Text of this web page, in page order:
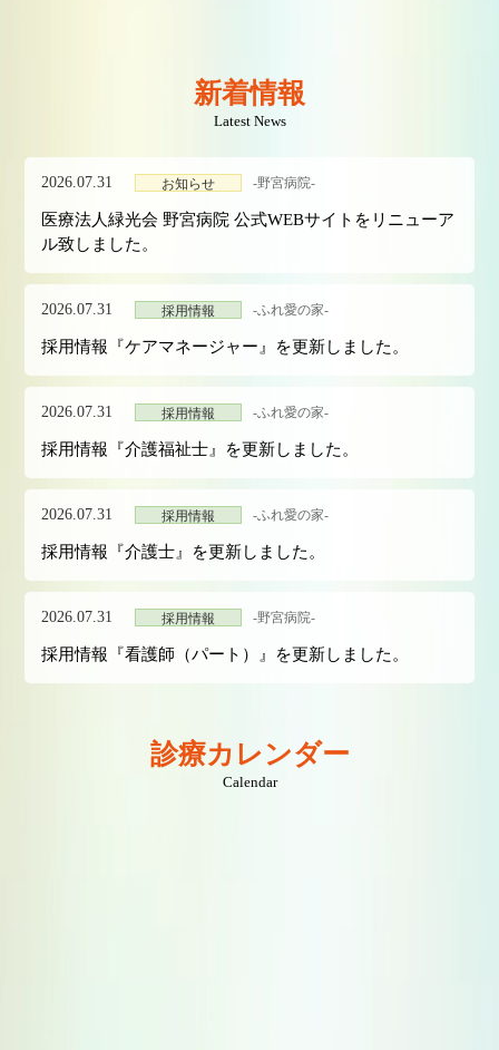
新着情報
Latest News
2026.07.31 お知らせ -野宮病院-
医療法人緑光会 野宮病院 公式WEBサイトをリニューア
ル致しました。
2026.07.31 採用情報 -ふれ愛の家-
採用情報『ケアマネージャー』を更新しました。
2026.07.31 採用情報 -ふれ愛の家-
採用情報『介護福祉士』を更新しました。
2026.07.31 採用情報 -ふれ愛の家-
採用情報『介護士』を更新しました。
2026.07.31 採用情報 -野宮病院-
採用情報『看護師（パート）』を更新しました。
診療カレンダー
Calendar